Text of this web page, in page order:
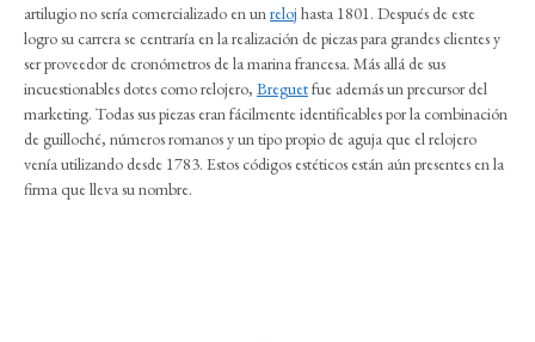
artilugio no sería comercializado en unreloj hasta 1801. Después de este
logro su carrera se centraría en la realización de piezas para grandes clientes y
ser proveedor de cronómetros de la marina francesa. Más allá de sus
incuestionables dotes como relojero, Breguetfue además un precursor del
marketing. Todas sus piezas eran fácilmente identificables por la combinación
de guilloché, números romanos y un tipo propio de aguja que el relojero
venía utilizando desde 1783. Estos códigos estéticos están aún presentes en la
firma que lleva su nombre.